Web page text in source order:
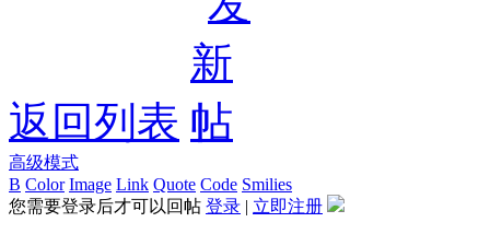
返回列表
高级模式
B Color Image Link Quote Code Smilies
您需要登录后才可以回帖 登录 | 立即注册